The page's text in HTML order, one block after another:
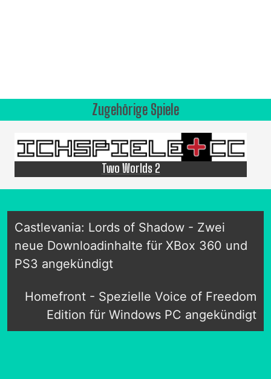
Zugehörige Spiele
Two Worlds 2
Castlevania: Lords of Shadow - Zwei
neue Downloadinhalte für XBox 360 und
PS3 angekündigt
Homefront - Spezielle Voice of Freedom
Edition für Windows PC angekündigt